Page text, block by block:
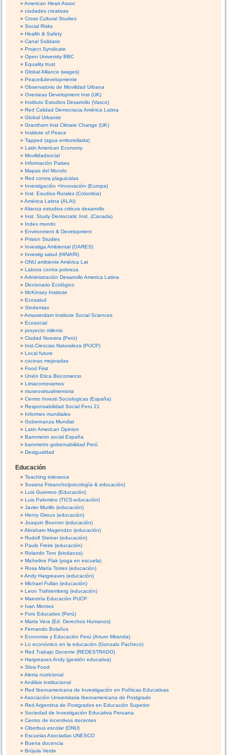
American Heart Assoc
ciudades creativas
Cross Cultural Studies
Social Risks
Health & Safety
Canal Solidario
Project Syndicate
Open University BBC
Equality trust
Global Alliance (wages)
Peace&developmente
Observatorio de Movilidad Urbana
Overseas Development Inst (UK)
Instituto Estudios Desarrollo (Vasco)
Red Calidad Democracia América Latina
Global Urbanist
Grantham Inst Climate Change (UK)
Institute of Peace
Tapped (agua embotellada)
Latin American Economy
Movilidadsocial
Información Paises
Mapas del Mundo
Red contra plaguicidas
Investigación +Innovación (Europa)
Inst. Esudios Rurales (Colombia)
América Latina (ALAI)
Alianza estudios criticos desarrollo
Inst. Study Democratic Inst. (Canada)
Index mundo
Environment & Development
Prision Studies
Investiga Ambiental (OARES)
Investig salud (HINARI)
ONU ambiente América Lat
Labora contra pobreza
Administración Desarrollo America Latina
Diccionario Ecológico
McKinsey Institute
Ecosalud
Sindemias
Amasterdam Institute Social Sciences
Ecosocial
proyecto milenio
Ciudad Nuestra (Perú)
Inst.Ciencias Naturaleza (PUCP)
Local future
cocinas mejoradas
Food First
Unión Etica Biocomercio
Limacomovamos
museovirtualmemoria
Centro Investi Sociologicas (España)
Responsabilidad Social Peru 21
Informes mundiales
Gobernanza Mundial
Latin American Opinion
Barometro social España
barometro gobernabilidad Perú
Desigualdad
Educación
Teaching tolerance
Susana Frisancho(psicología & educación)
Luis Guerrero (Educación)
Luis Palomino (TICS-educación)
Javier Murillo (educación)
Henry Giroux (educación)
Joaquin Brunner (educación)
Abraham Magendzo (educación)
Rudolf Steiner (educación)
Paulo Freire (educación)
Rolando Toro (biodanza)
Micheline Flak (yoga en escuela)
Rosa María Torres (educación)
Andy Hargreaves (educación)
Michael Fullan (educación)
Leon Trahtemberg (educación)
Maestría Educación PUCP
Ivan Montes
Foro Educativo (Perú)
Marta Vera (Ed. Derechos Humanos)
Fernando Bolaños
Economia y Educación Perú (Arturo Miranda)
Lo económico en la educación (Gonzalo Pacheco)
Red Trabajo Docente (REDESTRADO)
Hargreaves Andy (gestión educativa)
Slow Food
Alerta nutricional
Análisis institucional
Red Iberoamericana de Investigación en Políticas Educativas
Asociación Universitaria Iberoamericana de Postgrado
Red Argentina de Postgrados en Educación Superior
Sociedad de Investigación Educativa Peruana
Centro de incentivos docentes
Ciberbus escolar (ONU)
Escuelas Asociadas UNESCO
Buena docencia
Brújula Verde